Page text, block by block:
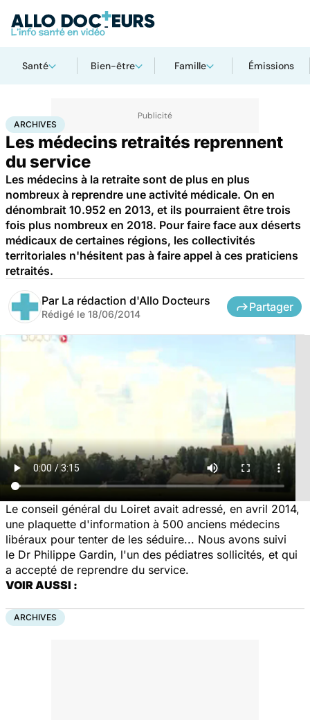
Santé Bien-être Famille Émissions
AccueilSantéSociété Santé publiqueArchives
ARCHIVES
Les médecins retraités reprennent
du service
Les médecins à la retraite sont de plus en plus
nombreux à reprendre une activité médicale. On en
dénombrait 10.952 en 2013, et ils pourraient être trois
fois plus nombreux en 2018. Pour faire face aux déserts
médicaux de certaines régions, les collectivités
territoriales n'hésitent pas à faire appel à ces praticiens
retraités.
Par La rédaction d'Allo Docteurs
Rédigé le 18/06/2014
Partager
Le conseil général du Loiret avait adressé, en avril 2014,
une plaquette d'information à 500 anciens médecins
libéraux pour tenter de les séduire... Nous avons suivi
le Dr Philippe Gardin, l'un des pédiatres sollicités, et qui
a accepté de reprendre du service.
VOIR AUSSI :
ARCHIVES